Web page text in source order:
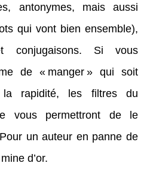
antonymes, mais aussi
qui vont bien ensemble),
conjugaisons. Si vous
de « manger » qui soit
rapidité, les filtres du
vous permettront de le
un auteur en panne de
d’or.